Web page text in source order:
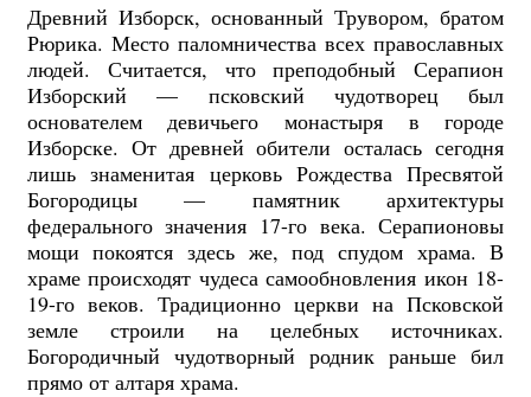
Древний Изборск, основанный Трувором, братом
Рюрика. Место паломничества всех православных
людей. Считается, что преподобный Серапион
Изборский — псковский чудотворец был
основателем девичьего монастыря в городе
Изборске. От древней обители осталась сегодня
лишь знаменитая церковь Рождества Пресвятой
Богородицы — памятник архитектуры
федерального значения 17-го века.Серапионовы
мощи покоятся здесь же, под спудом храма. В
храме происходят чудеса самообновления икон 18-
19-го веков. Традиционно церкви на Псковской
земле строили на целебных источниках.
Богородичный чудотворный родник раньше бил
прямо от алтаря храма.